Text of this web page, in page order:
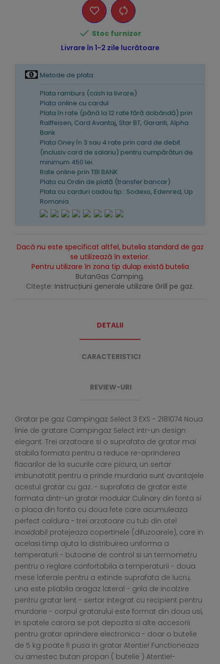
 Stoc furnizor
Livrare în 1-2 zile lucrătoare
Metode de plata:
Plata ramburs (cash la livrare)
Plata online cu cardul
Plata în rate (pănă la 12 rate fără dobândă) prin
Raiffeisen, Card Avantaj, Star BT, Garanti, Alpha
Bank
Plata Oney în 3 sau 4 rate prin card de debit
(inclusiv card de salariu) pentru cumpărături de
minimum 450 lei.
Rate online prin TBI BANK
Plata cu Ordin de plată (transfer bancar)
Plata cu carduri cadou tip : Sodexo, Edenred, Up
Romania
Dacă nu este specificat altfel, butelia standard de gaz
se utilizează în exterior.
Pentru utilizare în zona tip dulap există butelia
ButanGas Camping.
Citește: Instrucțiuni generale utilizare Grill pe gaz.
DETALII
CARACTERISTICI
REVIEW-URI
Gratar pe gaz Campingaz Select 3 EXS - 2181074 Noua
linie de gratare Campingaz Select intr-un design
elegant. Trei arzatoare si o suprafata de gratar mai
stabila formata pentru a reduce re-aprinderea
flacarilor de la sucurile care picura, un sertar
imbunatatit pentru a prinde murdaria sunt avantajele
acestui gratar cu gaz. - suprafata de gratar este
formata dintr-un gratar modular Culinary din fonta si
o placa din fonta cu doua fete care acumuleaza
perfect caldura - trei arzatoare cu tub din otel
inoxidabil protejeaza copertinele (difuzoarele), care in
acelasi timp ajuta la distribuirea uniforma a
temperaturii - butoane de control si un termometru
pentru o reglare confortabila a temperaturii - doua
mese laterale pentru a extinde suprafata de lucru,
una este pliabila aragaz lateral - grila de incalzire
pentru gratar lent - sertar integrat cu recipient pentru
murdarie - corpul gratarului este format din doua usi,
in spatele carora se pot depozita si alte accesorii
pentru gratar aprindere electronica - doar o butelie
de 5 kg poate fi pusa in gratar Atentie! Functioneaza
cu amestec butan propan ( butelie ) Atentie!-